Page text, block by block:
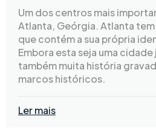
Um dos centros mais
Atlanta, Geórgia. Atlanta
que contém a sua própria
Embora esta seja uma
também muita história
marcos históricos.
Ler mais